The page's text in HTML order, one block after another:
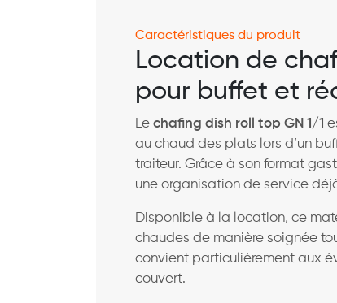
Caractéristiques du produit
Location de
pour buffet et
Le chafing dish roll top GN 1/1
au chaud des plats lors d’un
traiteur. Grâce à son format
une organisation de service
Disponible à la location, ce
chaudes de manière soignée
convient particulièrement aux
couvert.